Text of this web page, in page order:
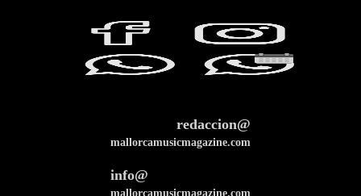
redaccion@
mallorcamusicmagazine.com
info@
mallorcamusicmagazine.com